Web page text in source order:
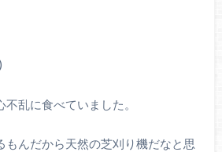
乱に食べていました。
もんだから天然の芝刈り機だなと思